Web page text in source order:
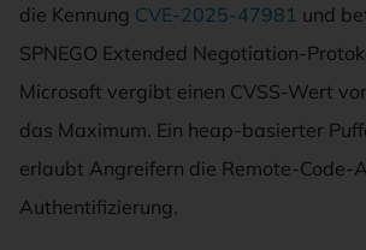
die Kennung CVE-2025-47981 und
SPNEGO Extended Negotiation-
Microsoft vergibt einen CVSS-Wert
das Maximum. Ein heap-basierter
erlaubt Angreifern die Remote-Code-
Authentifizierung.